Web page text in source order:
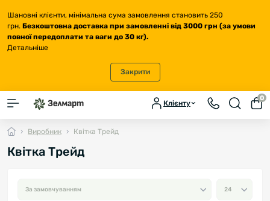
Шановні клієнти, мінімальна сума замовлення становить 250
грн. Безкоштовна доставка при замовленні від 3000 грн (за умови
повної передоплати та ваги до 30 кг).
Детальніше
Закрити
Клієнту
0
Виробник Квітка Трейд
Квітка Трейд